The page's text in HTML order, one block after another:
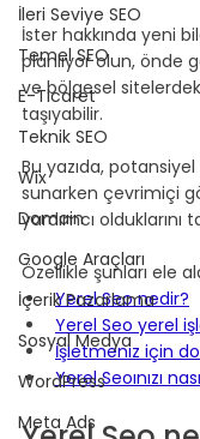
İleri Seviye SEO
Temel SEO
E-Ticaret
Teknik SEO
Wix
Domain
Google Araçları
İçerik Pazarlama
Sosyal Medya
WordPress
Meta Ads
İster hakkında yeni
planlıyor olun, önde
ve bölgesel
taşıyabilir.
Bu yazıda,
sunarken çevrimiçi
yardımcı olduklarını
Özellikle şunları ele
Yerel Seo nedir?
Yerel Seo yerel
İşletmeniz için
Yerel Seoınızı